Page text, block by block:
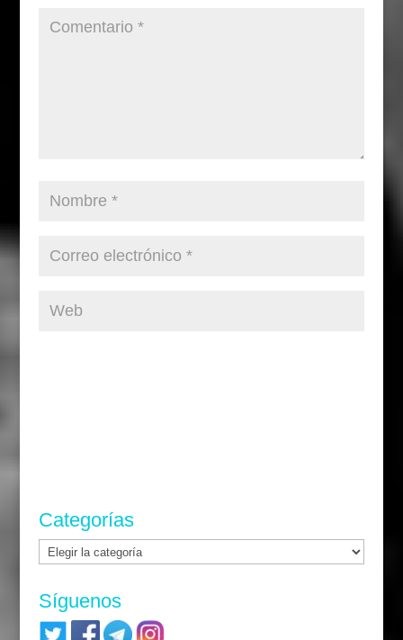
Categorías
Categorías
Síguenos